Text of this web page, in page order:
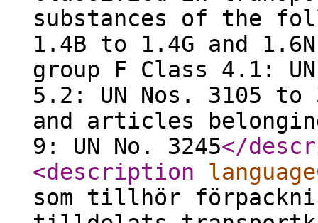
substances of the
1.4B to 1.4G and
group F Class 4.1:
5.2: UN Nos. 3105 to
and articles
9: UN No. 3245</
<description
som tillhör